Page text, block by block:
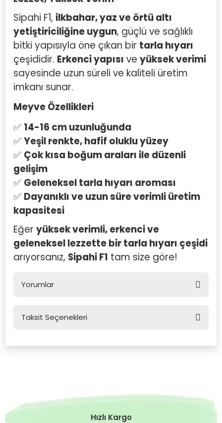
Sipahi F1, ilkbahar, yaz ve örtü altı
yetiştiriciliğine uygun, güçlü ve sağlıklı
bitki yapısıyla öne çıkan bir tarla hıyarı
çeşididir. Erkenci yapısı ve yüksek verimi
sayesinde uzun süreli ve kaliteli üretim
imkanı sunar.
Meyve Özellikleri
✅ 14-16 cm uzunluğunda
✅Yeşil renkte, hafif oluklu yüzey
✅ Çok kısa boğum araları ile düzenli
gelişim
✅ Geleneksel tarla hıyarı aroması
✅ Dayanıklı ve uzun süre verimli üretim
kapasitesi
Eğer yüksek verimli, erkenci ve
geleneksel lezzette bir tarla hıyarı çeşidi
arıyorsanız, Sipahi F1 tam size göre!
Yorumlar
Taksit Seçenekleri
Hızlı Kargo